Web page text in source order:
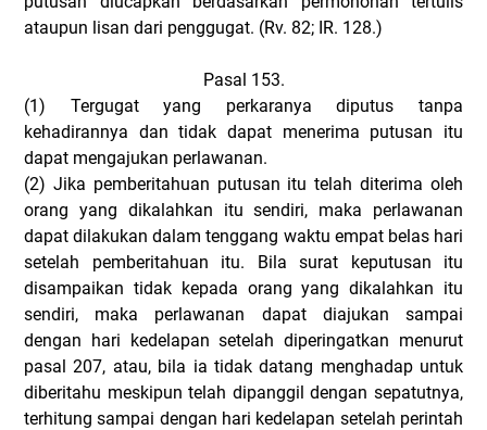
ataupun lisan dari penggugat. (Rv. 82; IR. 128.)
Pasal 153.
(1)
Tergugat yang perkaranya diputus tanpa
kehadirannya dan tidak dapat menerima putusan itu
dapat mengajukan perlawanan.
(2) Jika pemberitahuan putusan itu telah diterima oleh
orang yang dikalahkan itu sendiri, maka perlawanan
dapat dilakukan dalam tenggang waktu empat belas hari
setelah pemberitahuan itu. Bila surat keputusan itu
disampaikan tidak kepada orang yang dikalahkan itu
sendiri, maka perlawanan dapat diajukan sampai
dengan hari kedelapan setelah diperingatkan menurut
pasal 207, atau, bila ia tidak datang menghadap untuk
diberitahu meskipun telah dipanggil dengan sepatutnya,
terhitung sampai dengan hari kedelapan setelah perintah